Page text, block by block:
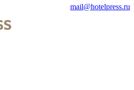
mail@hotelpress.ru